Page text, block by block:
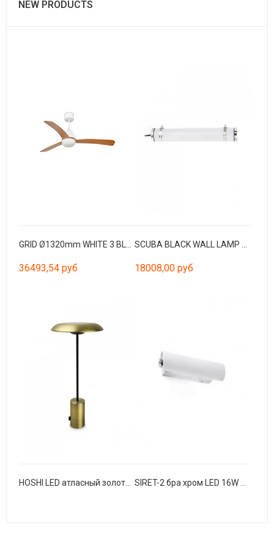
NEW PRODUCTS
GRID Ø1320mm WHITE 3 BLADES
36493,54 руб
SCUBA BLACK WALL LAMP 20W 3000K
18008,00 руб
HOSHI LED атласный золотой и черный переносной светильник SIRET-2 бра хром LED 16W 2700K